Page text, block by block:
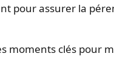
pour assurer la
moments clés pour